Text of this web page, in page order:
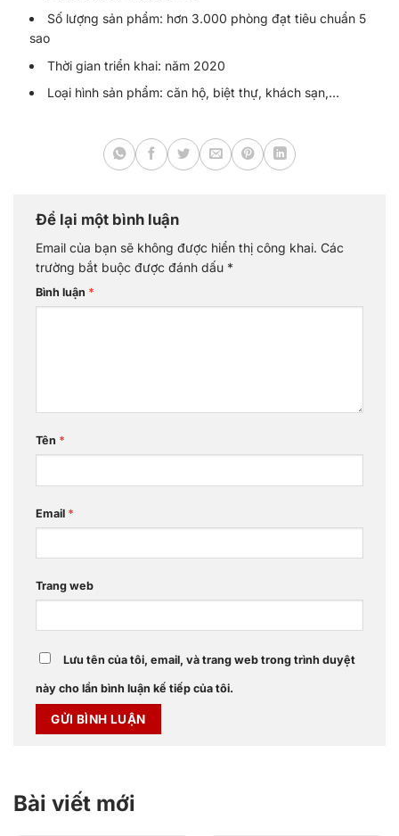
Số lượng sản phẩm: hơn 3.000 phòng đạt tiêu chuẩn 5
sao
Thời gian triển khai: năm 2020
Loại hình sản phẩm: căn hộ, biệt thự, khách sạn,…
Để lại một bình luận
Email của bạn sẽ không được hiển thị công khai. Các
trường bắt buộc được đánh dấu *
Bình luận *
Tên *
Email *
Trang web
Lưu tên của tôi, email, và trang web trong trình duyệt
này cho lần bình luận kế tiếp của tôi.
Bài viết mới